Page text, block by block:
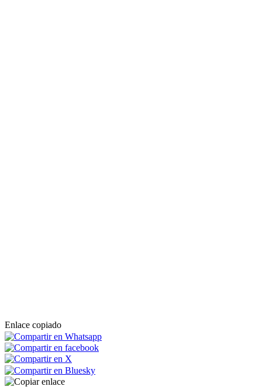
Enlace copiado